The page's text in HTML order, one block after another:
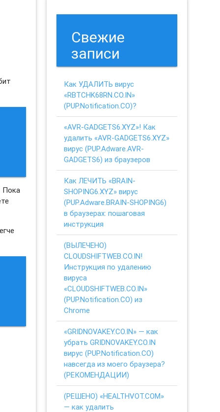
Пока
Свежие
записи
Как УДАЛИТЬ вирус
«RBTCHK68RN.CO.IN»
(PUP.Notification.CO)?
«AVR-GADGETS6.XYZ»! Как
удалить «AVR-GADGETS6.XYZ»
вирус (PUP.Adware.AVR-
GADGETS6) из браузеров
Как ЛЕЧИТЬ «BRAIN-
SHOPING6.XYZ» вирус
(PUP.Adware.BRAIN-SHOPING6)
в браузерах: пошаговая
инструкция
(ВЫЛЕЧЕНО)
CLOUDSHIFTWEB.CO.IN!
Инструкция по удалению
вируса
«CLOUDSHIFTWEB.CO.IN»
(PUP.Notification.CO) из
Chrome
«GRIDNOVAKEY.CO.IN» — как
убрать GRIDNOVAKEY.CO.IN
вирус (PUP.Notification.CO)
навсегда из моего браузера?
(РЕКОМЕНДАЦИИ)
(РЕШЕНО) «HEALTHVOT.COM»
— как удалить